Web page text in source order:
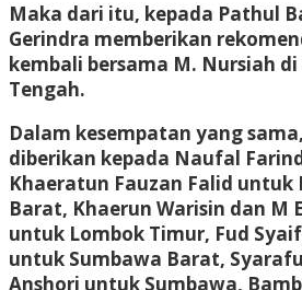
Maka dari itu, kepada Pathul
Gerindra memberikan
kembali bersama M. Nursiah
Tengah.
Dalam kesempatan yang
diberikan kepada Naufal
Khaeratun Fauzan Falid untuk
Barat, Khaerun Warisin dan M
untuk Lombok Timur, Fud
untuk Sumbawa Barat,
Anshori untuk Sumbawa,